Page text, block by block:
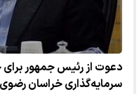
دعوت ‌از رئیس جمهور
سرمایه‌گذاری خراسان رضوی